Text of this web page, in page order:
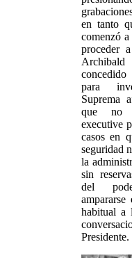
en tanto
comenzó a
proceder
para
Suprema
que no
executive
casos en
seguridad
la
sin
del
habitual a
Presidente.